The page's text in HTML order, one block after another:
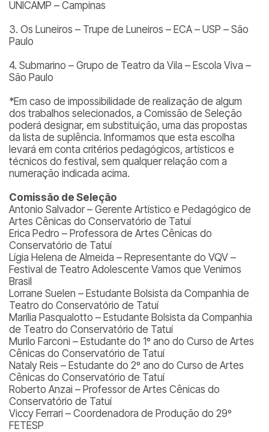
UNICAMP – Campinas
3. Os Luneiros – Trupe de Luneiros – ECA – USP – São
Paulo
4. Submarino – Grupo de Teatro da Vila – Escola Viva –
São Paulo
*Em caso de impossibilidade de realização de algum
dos trabalhos selecionados, a Comissão de Seleção
poderá designar, em substituição, uma das propostas
da lista de suplência. Informamos que esta escolha
levará em conta critérios pedagógicos, artísticos e
técnicos do festival, sem qualquer relação com a
numeração indicada acima.
Comissão de Seleção
Antonio Salvador – Gerente Artístico e Pedagógico de
Artes Cênicas do Conservatório de Tatuí
Erica Pedro – Professora de Artes Cênicas do
Conservatório de Tatuí
Lígia Helena de Almeida – Representante do VQV –
Festival de Teatro Adolescente Vamos que Venimos
Brasil
Lorrane Suelen – Estudante Bolsista da Companhia de
Teatro do Conservatório de Tatuí
Marília Pasqualotto – Estudante Bolsista da Companhia
de Teatro do Conservatório de Tatuí
Murilo Farconi – Estudante do 1º ano do Curso de Artes
Cênicas do Conservatório de Tatuí
Nataly Reis – Estudante do 2º ano do Curso de Artes
Cênicas do Conservatório de Tatuí
Roberto Anzai – Professor de Artes Cênicas do
Conservatório de Tatuí
Viccy Ferrari – Coordenadora de Produção do 29º
FETESP